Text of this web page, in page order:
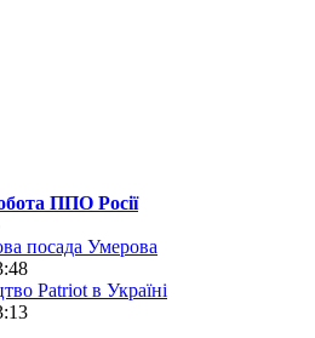
ППО Росії
посада Умерова
Patriot в Україні